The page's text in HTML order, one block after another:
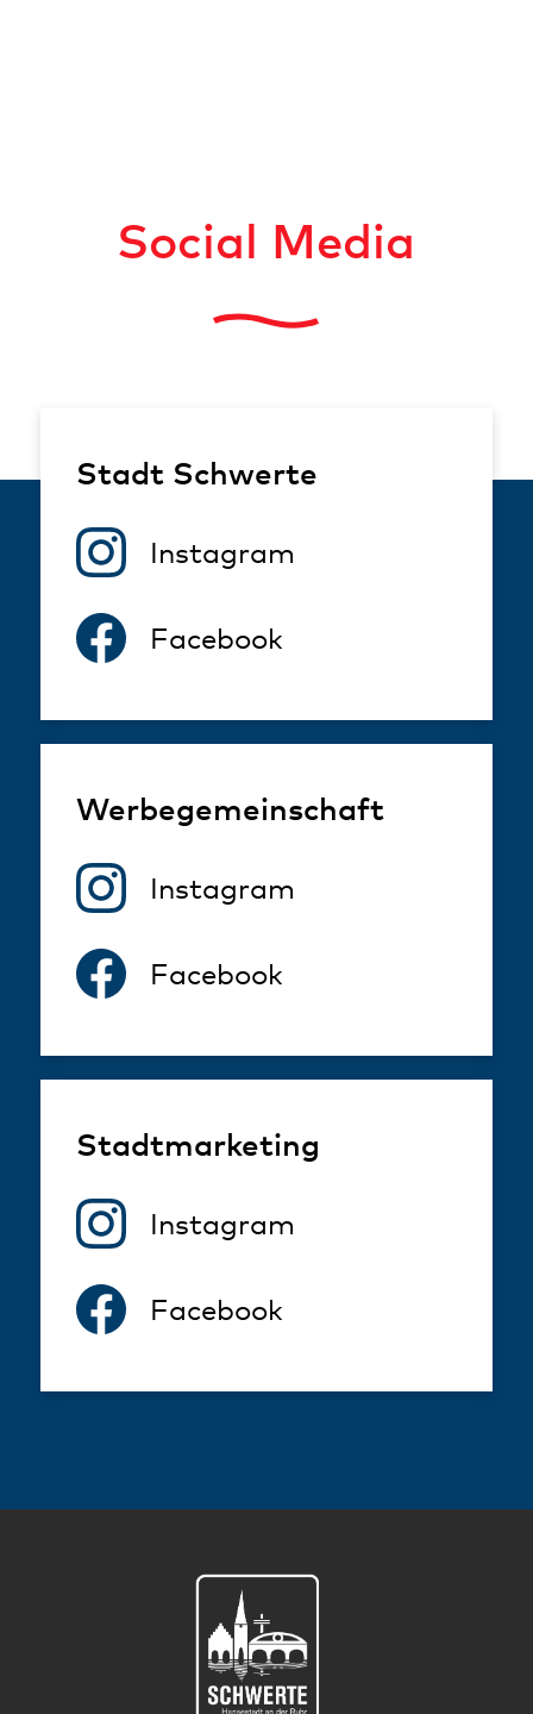
Social Media
Stadt Schwerte
Instagram
Facebook
Werbegemeinschaft
Instagram
Facebook
Stadtmarketing
Instagram
Facebook